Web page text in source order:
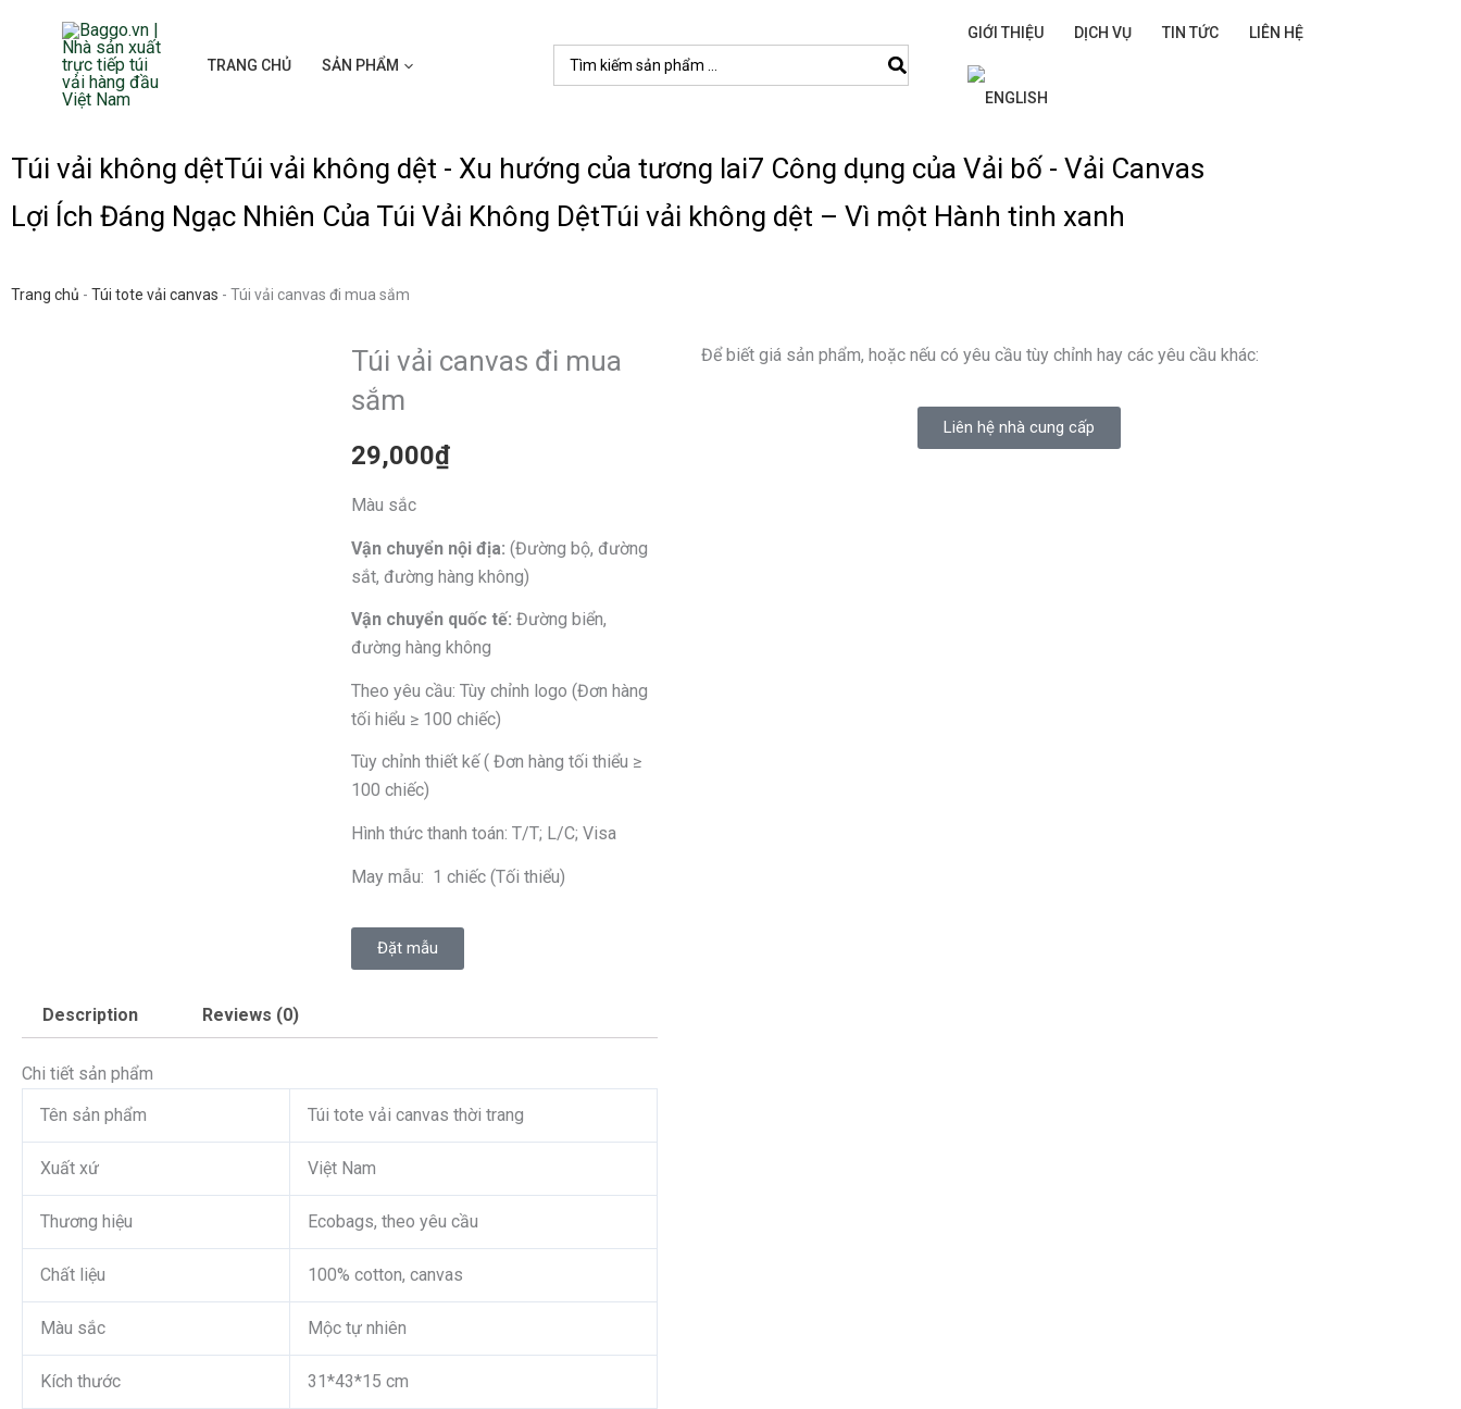
TRANG CHỦ SẢN PHẨM
Search
for:
GIỚI THIỆU DỊCH VỤ TIN TỨC LIÊN HỆ
Túi vải không dệtTúi vải không dệt - Xu hướng của tương lai7 Công dụng của Vải bố - Vải Canvas
Lợi Ích Đáng Ngạc Nhiên Của Túi Vải Không DệtTúi vải không dệt – Vì một Hành tinh xanh
Trang chủ - Túi tote vải canvas - Túi vải canvas đi mua sắm
Túi vải canvas đi mua
sắm
29,000₫
Màu sắc
Vận chuyển nội địa: (Đường bộ, đường
sắt, đường hàng không)
Vận chuyển quốc tế: Đường biển,
đường hàng không
Theo yêu cầu: Tùy chỉnh logo (Đơn hàng
tối hiểu ≥ 100 chiếc)
Tùy chỉnh thiết kế ( Đơn hàng tối thiểu ≥
100 chiếc)
Hình thức thanh toán: T/T; L/C; Visa
May mẫu: 1 chiếc (Tối thiểu)
Đặt mẫu
Description Reviews (0)
Chi tiết sản phẩm
Tên sản phẩm
Túi tote vải canvas thời trang
Xuất xứ Việt Nam
Thương hiệu Ecobags, theo yêu cầu
Chất liệu 100% cotton, canvas
Màu sắc Mộc tự nhiên
Kích thước 31*43*15 cm
Để biết giá sản phẩm, hoặc nếu có yêu cầu tùy chỉnh hay các yêu cầu khác:
Liên hệ nhà cung cấp